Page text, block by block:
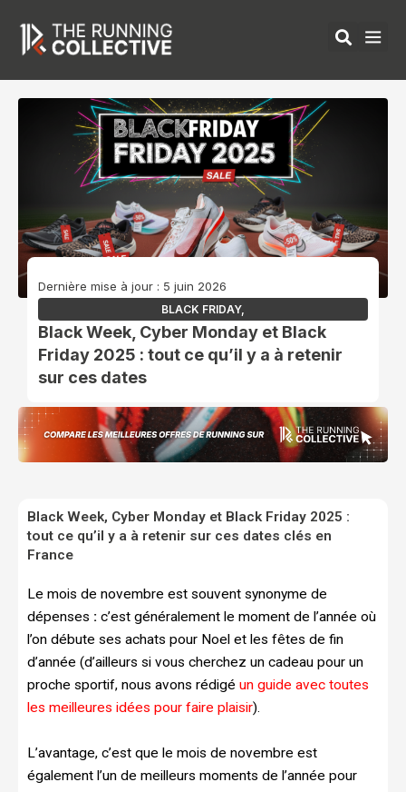
contenu
Dernière mise à jour : 5 juin 2026
BLACK FRIDAY,
Black Week, Cyber Monday et Black
Friday 2025 : tout ce qu’il y a à retenir
sur ces dates
Black Week, Cyber Monday et Black Friday 2025 :
tout ce qu’il y a à retenir sur ces dates clés en
France
Le mois de novembre est souvent synonyme de
dépenses : c’est généralement le moment de l’année où
l’on débute ses achats pour Noel et les fêtes de fin
d’année (d’ailleurs si vous cherchez un cadeau pour un
proche sportif, nous avons rédigé un guide avec toutes
les meilleures idées pour faire plaisir).
L’avantage, c’est que le mois de novembre est
également l’un de meilleurs moments de l’année pour